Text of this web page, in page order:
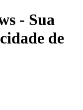
- Sua
de